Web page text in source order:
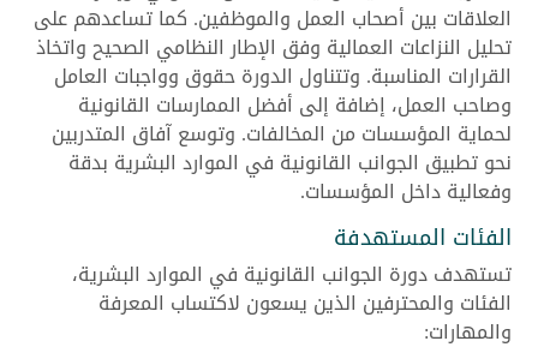
العلاقات بين أصحاب العمل والموظفين. كما تساعدهم على
تحليل النزاعات العمالية وفق الإطار النظامي الصحيح واتخاذ
القرارات المناسبة. وتتناول الدورة حقوق وواجبات العامل
وصاحب العمل، إضافة إلى أفضل الممارسات القانونية
لحماية المؤسسات من المخالفات. وتوسع آفاق المتدربين
نحو تطبيق الجوانب القانونية في الموارد البشرية بدقة
وفعالية داخل المؤسسات.
الفئات المستهدفة
تستهدف دورة الجوانب القانونية في الموارد البشرية،
الفئات والمحترفين الذين يسعون لاكتساب المعرفة
والمهارات: